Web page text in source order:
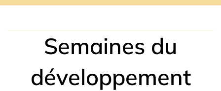
Semaines du
développement